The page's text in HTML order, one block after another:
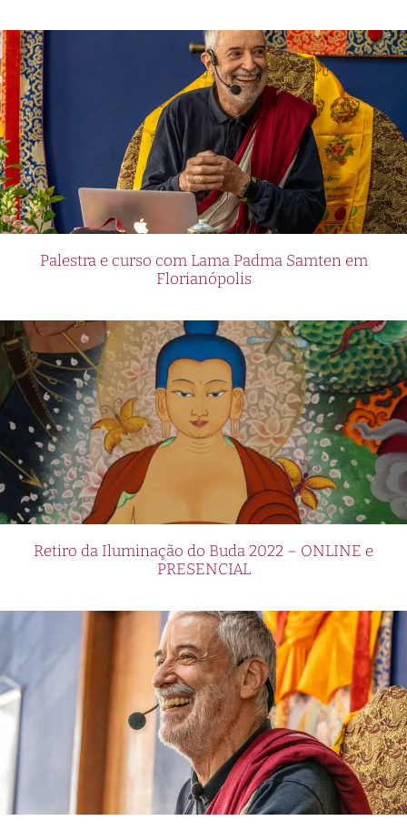
Palestra e curso com Lama Padma Samten em
Florianópolis
Retiro da Iluminação do Buda 2022 – ONLINE e
PRESENCIAL